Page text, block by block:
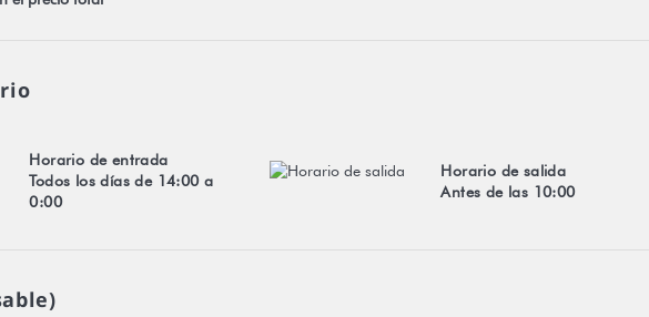
Horario de entrada
Todos los días de 14:00 a
0:00
Horario de salida
Antes de las 10:00